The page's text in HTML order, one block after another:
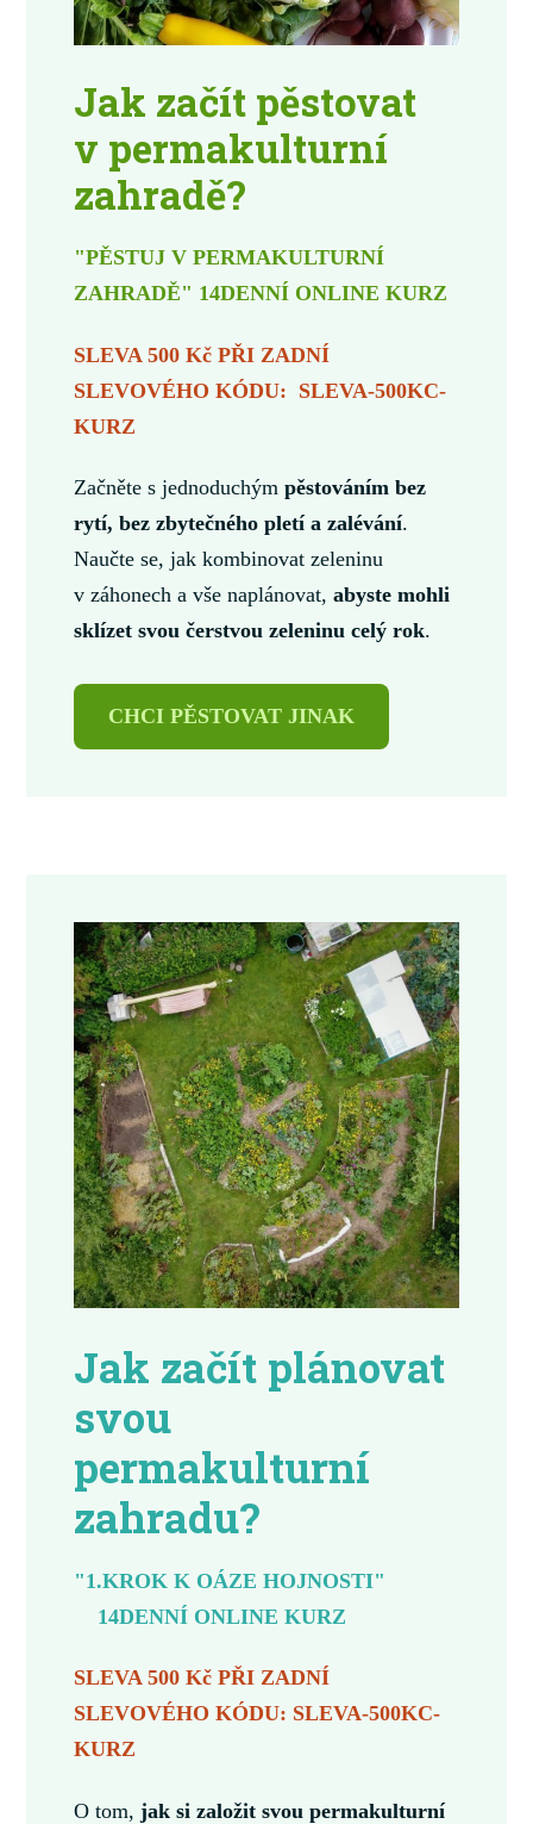
Jak začít pěstovat
v permakulturní
zahradě?
"PĚSTUJ V PERMAKULTURNÍ
ZAHRADĚ" 14DENNÍ ONLINE KURZ
SLEVA 500 Kč PŘI ZADNÍ
SLEVOVÉHO KÓDU: SLEVA-500KC-
KURZ
Začněte s jednoduchýmpěstováním bez
rytí, bez zbytečného pletí a zalévání.
Naučte se, jak kombinovat zeleninu
v záhonech a vše naplánovat,abyste mohli
sklízet svou čerstvou zeleninu celý rok.
CHCI PĚSTOVAT JINAK
Jak začít plánovat
svou
permakulturní
zahradu?
"1.KROK K OÁZE HOJNOSTI"
14DENNÍ ONLINE KURZ
SLEVA 500 Kč PŘI ZADNÍ
SLEVOVÉHO KÓDU: SLEVA-500KC-
KURZ
O tom,jak si založit svou permakulturní